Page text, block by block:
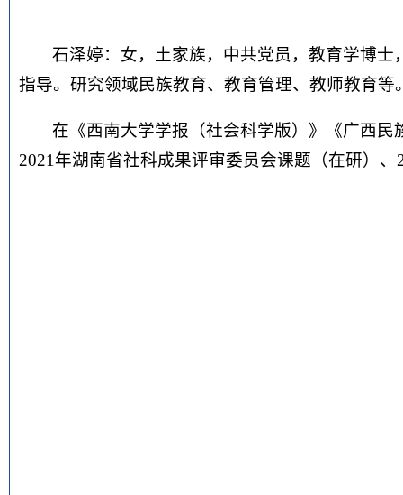
石泽婷：女，土家族，中共党员，教育学博
指导。研究领域民族教育、教育管理、教师教育等
在《西南大学学报（社会科学版）》《广西
2021年湖南省社科成果评审委员会课题（在研）